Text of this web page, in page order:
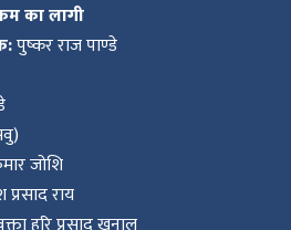
का लागी
पुष्कर राज पाण्डे
जोशि
राय